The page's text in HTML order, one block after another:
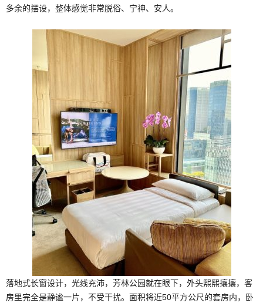
多余的摆设，整体感觉非常脱俗、宁神、安人。
落地式长窗设计，光线充沛，芳林公园就在眼下，外头熙熙攘攘，客
房里完全是静谧一片，不受干扰。面积将近50平方公尺的套房内，卧